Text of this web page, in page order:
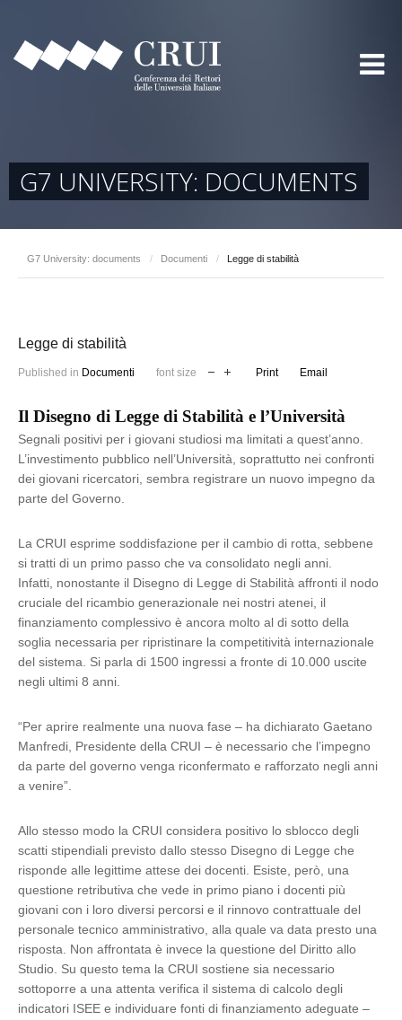
G7 UNIVERSITY: DOCUMENTS
G7 University: documents / Documenti / Legge di stabilità
Legge di stabilità
Published in Documenti font size Print Email
Il Disegno di Legge di Stabilità e l’Università
Segnali positivi per i giovani studiosi ma limitati a quest’anno.
L’investimento pubblico nell’Università, soprattutto nei confronti
dei giovani ricercatori, sembra registrare un nuovo impegno da
parte del Governo.
La CRUI esprime soddisfazione per il cambio di rotta, sebbene
si tratti di un primo passo che va consolidato negli anni.
Infatti, nonostante il Disegno di Legge di Stabilità affronti il nodo
cruciale del ricambio generazionale nei nostri atenei, il
finanziamento complessivo è ancora molto al di sotto della
soglia necessaria per ripristinare la competitività internazionale
del sistema. Si parla di 1500 ingressi a fronte di 10.000 uscite
negli ultimi 8 anni.
“Per aprire realmente una nuova fase – ha dichiarato Gaetano
Manfredi, Presidente della CRUI – è necessario che l’impegno
da parte del governo venga riconfermato e rafforzato negli anni
a venire”.
Allo stesso modo la CRUI considera positivo lo sblocco degli
scatti stipendiali previsto dallo stesso Disegno di Legge che
risponde alle legittime attese dei docenti. Esiste, però, una
questione retributiva che vede in primo piano i docenti più
giovani con i loro diversi percorsi e il rinnovo contrattuale del
personale tecnico amministrativo, alla quale va data presto una
risposta. Non affrontata è invece la questione del Diritto allo
Studio. Su questo tema la CRUI sostiene sia necessario
sottoporre a una attenta verifica il sistema di calcolo degli
indicatori ISEE e individuare fonti di finanziamento adeguate –